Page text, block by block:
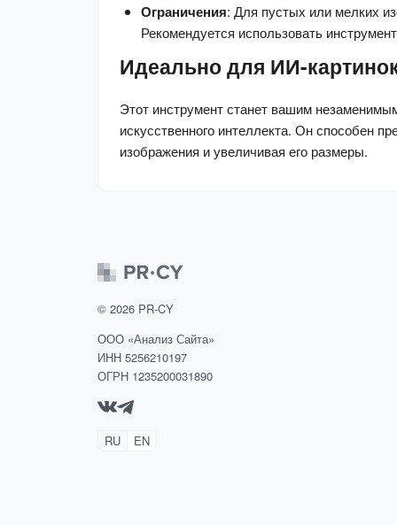
Ограничения: Для пустых или мелких
Рекомендуется использовать
Идеально для ИИ-
Этот инструмент станет вашим
искусственного интеллекта. Он способен
изображения и увеличивая его размеры.
© 2026 PR-CY
ООО «Анализ Сайта»
ИНН 5256210197
ОГРН 1235200031890
RU EN